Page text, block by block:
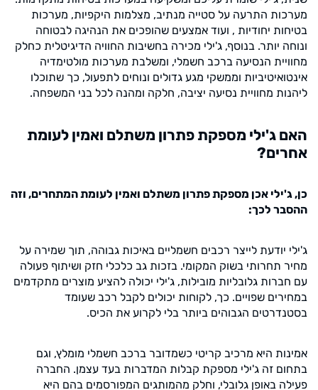
מערכות התרעה על סטייה מנתיב, מצלמות היקפיות, מערכות
בטיחות יחודיות , ועוד אמצעים שהופכים את הנהיגה לבטוחה
ונוחה יותר. בנוסף, ג'ילי מכירה בחשיבות החוויה הדיגיטלית כחלק
מחוויית הנסיעה ברכב חשמלי, ומשלבת מערכות מולטימדיה
אינטואיטיביות וממשקי מגע גדולים ונוחים לתפעול, כך שתוכלו
ליהנות מחוויית נסיעה יציבה, חלקה ומהנה לכל בני המשפחה.
האם ג'ילי מספקת פתרון משתלם ואמין לעומת
אחרים?
כן, ג'ילי אכן מספקת פתרון משתלם ואמין לעומת המתחרים, וזה
ההסבר לכך:
ג'ילי יודעת לייצר רכבים חשמליים באיכות גבוהה, תוך שמירה על
מחיר תחרותי בשוק המקומי. בזכות גב כלכלי חזק ושיתוף פעולה
עם חברות גלובליות מובילות, ג'ילי יכולה להציע מוצרים מתקדמים
במחירים שפויים. כך, לקוחות יכולים לקבל רכב שעומד
בסטנדרטים הגבוהים ביותר בלי לקרוע את הכיס.
אמינות היא מרכיב קריטי כשמדובר ברכב חשמלי מומלץ, וגם
בתחום זה ג'ילי מספקת קבלות המדברות בעד עצמן. החברה
פעילה באופן גלובלי, וחלק מהמותגים המפורסמים בהם היא